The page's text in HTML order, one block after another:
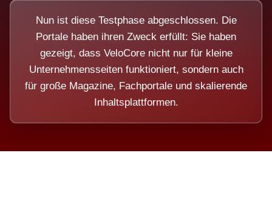
Nun ist diese Testphase abgeschlossen. Die
Portale haben ihren Zweck erfüllt: Sie haben
gezeigt, dass VeloCore nicht nur für kleine
Unternehmensseiten funktioniert, sondern auch
für große Magazine, Fachportale und skalierende
Inhaltsplattformen.